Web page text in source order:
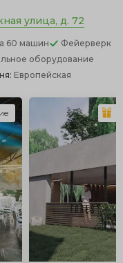
улица, д. 72
60 машин
Фейерверк
оборудование
Европейская